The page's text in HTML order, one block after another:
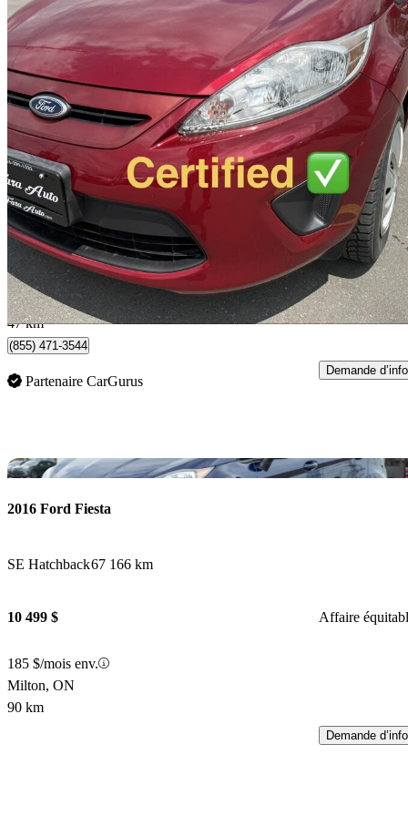
2013 Ford Fiesta
SE Hatchback167 588 km
6 200 $ Affaire
109 $/mois env.
Whitchurch-Stouffville, ON
47 km
(855) 471-3544
Partenaire CarGurus
Demande d’info
2016 Ford Fiesta
SE Hatchback67 166 km
10 499 $ Affaire
185 $/mois env.
Milton, ON
90 km
Demande d’info